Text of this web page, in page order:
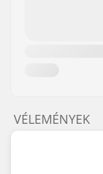
VÉLEMÉNYEK